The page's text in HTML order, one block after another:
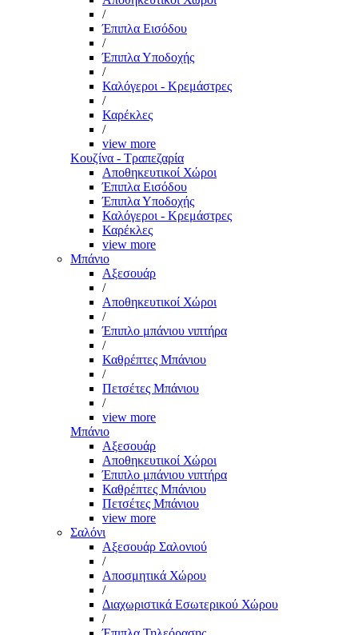
/
Έπιπλα Εισόδου
/
Έπιπλα Υποδοχής
/
Καλόγεροι - Κρεμάστρες
/
Καρέκλες
/
view more
Κουζίνα - Τραπεζαρία
Αποθηκευτικοί Χώροι
Έπιπλα Εισόδου
Έπιπλα Υποδοχής
Καλόγεροι - Κρεμάστρες
Καρέκλες
view more
Μπάνιο
Αξεσουάρ
/
Αποθηκευτικοί Χώροι
/
Έπιπλο μπάνιου νιπτήρα
/
Καθρέπτες Μπάνιου
/
Πετσέτες Μπάνιου
/
view more
Μπάνιο
Αξεσουάρ
Αποθηκευτικοί Χώροι
Έπιπλο μπάνιου νιπτήρα
Καθρέπτες Μπάνιου
Πετσέτες Μπάνιου
view more
Σαλόνι
Αξεσουάρ Σαλονιού
/
Αποσμητικά Χώρου
/
Διαχωριστικά Εσωτερικού Χώρου
/